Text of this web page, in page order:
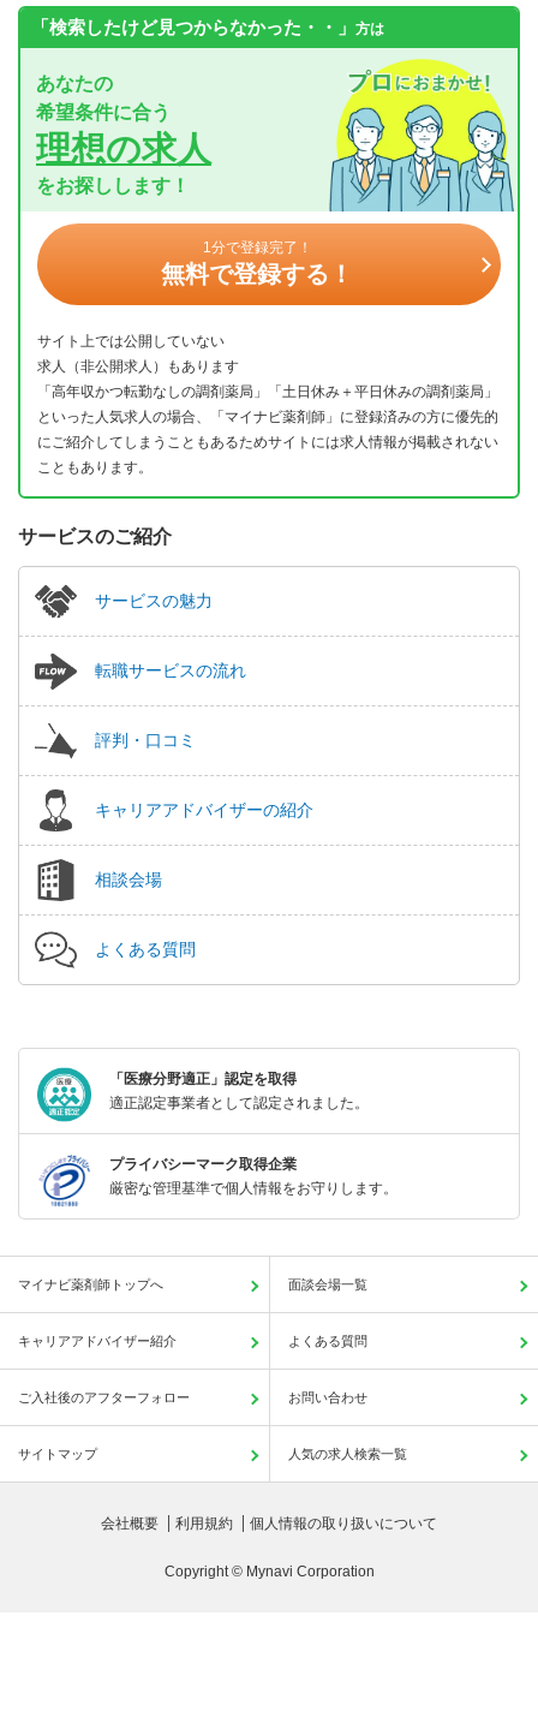
「検索したけど見つからなかった・・」 方は
あなたの
希望条件に合う
理想の求人
をお探しします！
1分で登録完了！
無料で登録する！
サイト上では公開していない
求人（非公開求人）もあります
「高年収かつ転勤なしの調剤薬局」「土日休み＋平日休みの調剤薬局」
といった人気求人の場合、「マイナビ薬剤師」に登録済みの方に優先的
にご紹介してしまうこともあるためサイトには求人情報が掲載されない
こともあります。
サービスのご紹介
サービスの魅力
転職サービスの流れ
評判・口コミ
キャリアアドバイザーの紹介
相談会場
よくある質問
「医療分野適正」認定を取得
適正認定事業者として認定されました。
プライバシーマーク取得企業
厳密な管理基準で個人情報をお守りします。
マイナビ薬剤師トップへ 面談会場一覧
キャリアアドバイザー紹介 よくある質問
ご入社後のアフターフォロー お問い合わせ
サイトマップ 人気の求人検索一覧
会社概要 利用規約 個人情報の取り扱いについて
Copyright © Mynavi Corporation